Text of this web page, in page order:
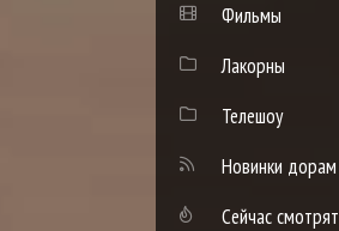
Фильмы
Лакорны
Телешоу
Новинки дорам
Сейчас смотрят